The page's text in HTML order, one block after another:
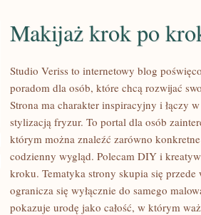
MAKIJAŻ
KROK
Makijaż krok po
Studio Veriss to internetowy blog
poradom dla osób, które chcą rozwijać
Strona ma charakter inspiracyjny i łączy
stylizacją fryzur. To portal dla osób
którym można znaleźć zarówno
codzienny wygląd. Polecam DIY i
kroku. Tematyka strony skupia się
ogranicza się wyłącznie do samego
pokazuje urodę jako całość, w którym